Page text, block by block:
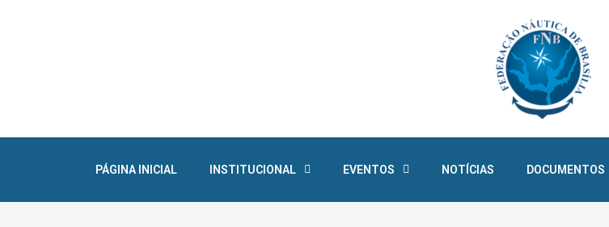
PÁGINA INICIAL INSTITUCIONAL EVENTOS NOTÍCIAS DOCUMENTOS